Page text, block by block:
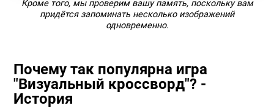
Кроме того, мы проверим вашу память, поскольку вам
придётся запоминать несколько изображений
одновременно.
Почему так популярна игра
"Визуальный кроссворд"? -
История